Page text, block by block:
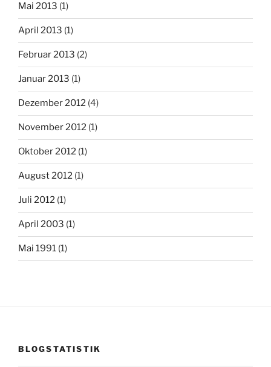
Mai 2013 (1)
April 2013 (1)
Februar 2013 (2)
Januar 2013 (1)
Dezember 2012 (4)
November 2012 (1)
Oktober 2012 (1)
August 2012 (1)
Juli 2012 (1)
April 2003 (1)
Mai 1991 (1)
BLOGSTATISTIK